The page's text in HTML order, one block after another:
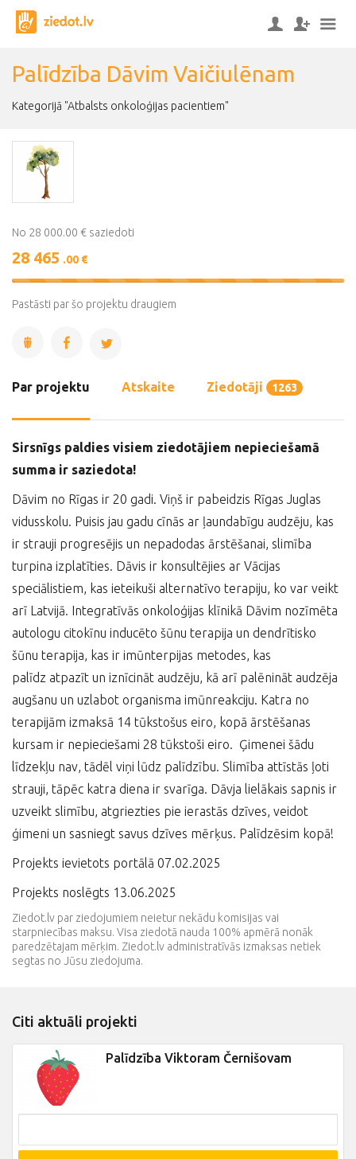
Palīdzība Dāvim Vaičiulēnam
Kategorijā "Atbalsts onkoloģijas pacientiem"
No 28 000.00 € saziedoti
28 465 .00 €
102%
Pastāsti par šo projektu draugiem
Par projektu Atskaite Ziedotāji 1263
Sirsnīgs paldies visiem ziedotājiem nepieciešamā
summa ir saziedota!
Dāvim no Rīgas ir 20 gadi. Viņš ir pabeidzis Rīgas Juglas
vidusskolu. Puisis jau gadu cīnās ar ļaundabīgu audzēju, kas
ir strauji progresējis un nepadodas ārstēšanai, slimība
turpina izplatīties. Dāvis ir konsultējies ar Vācijas
speciālistiem, kas ieteikuši alternatīvo terapiju, ko var veikt
arī Latvijā. Integratīvās onkoloģijas klīnikā Dāvim nozīmēta
autologu citokīnu inducēto šūnu terapija un dendrītisko
šūnu terapija, kas ir imūnterpijas metodes, kas
palīdz atpazīt un iznīcināt audzēju, kā arī palēnināt audzēja
augšanu un uzlabot organisma imūnreakciju. Katra no
terapijām izmaksā 14 tūkstošus eiro, kopā ārstēšanas
kursam ir nepieciešami 28 tūkstoši eiro. Ģimenei šādu
līdzekļu nav, tādēl viņi lūdz palīdzību. Slimība attīstās ļoti
strauji, tāpēc katra diena ir svarīga. Dāvja lielākais sapnis ir
uzveikt slimību, atgriezties pie ierastās dzīves, veidot
ģimeni un sasniegt savus dzīves mērķus. Palīdzēsim kopā!
Projekts ievietots portālā 07.02.2025
Projekts noslēgts 13.06.2025
Ziedot.lv par ziedojumiem neietur nekādu komisijas vai
starpniecības maksu. Visa ziedotā nauda 100% apmērā nonāk
paredzētajam mērķim. Ziedot.lv administratīvās izmaksas netiek
segtas no Jūsu ziedojuma.
Citi aktuāli projekti
Palīdzība Viktoram Černišovam